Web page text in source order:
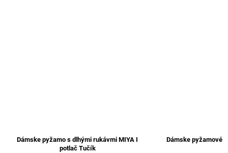
Dámske pyžamo s dlhými rukávmi MIYA I
potlač Tučík
Dámske pyžamové